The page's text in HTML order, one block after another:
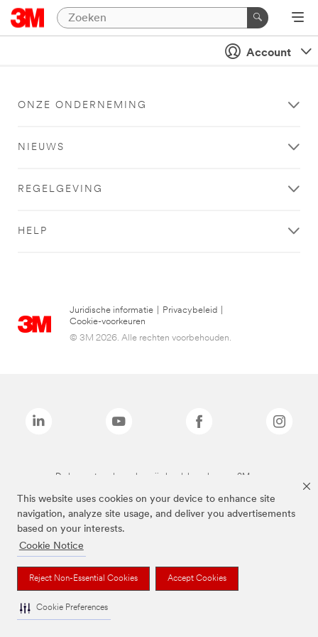
This website uses cookies on your device to enhance site
navigation, analyze site usage, and deliver you advertisements
based on your interests.
Cookie Notice
Reject Non-Essential Cookies Accept Cookies
Cookie Preferences
Account
ONZE ONDERNEMING
NIEUWS
REGELGEVING
HELP
Juridische informatie Privacybeleid
Cookie-voorkeuren
© 3M 2026. Alle rechten voorbehouden.
De bovenstaande merken zijn handelsmerken van 3M.we